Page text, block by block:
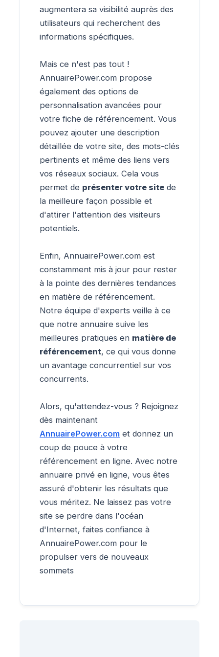
augmentera sa visibilité auprès des
utilisateurs qui recherchent des
informations spécifiques.
Mais ce n'est pas tout !
AnnuairePower.com propose
également des options de
personnalisation avancées pour
votre fiche de référencement. Vous
pouvez ajouter une description
détaillée de votre site, des mots-clés
pertinents et même des liens vers
vos réseaux sociaux. Cela vous
permet de présenter votre site de
la meilleure façon possible et
d'attirer l'attention des visiteurs
potentiels.
Enfin, AnnuairePower.com est
constamment mis à jour pour rester
à la pointe des dernières tendances
en matière de référencement.
Notre équipe d'experts veille à ce
que notre annuaire suive les
meilleures pratiques en matière de
référencement, ce qui vous donne
un avantage concurrentiel sur vos
concurrents.
Alors, qu'attendez-vous ? Rejoignez
dès maintenant
AnnuairePower.com et donnez un
coup de pouce à votre
référencement en ligne. Avec notre
annuaire privé en ligne, vous êtes
assuré d'obtenir les résultats que
vous méritez. Ne laissez pas votre
site se perdre dans l'océan
d'Internet, faites confiance à
AnnuairePower.com pour le
propulser vers de nouveaux
sommets